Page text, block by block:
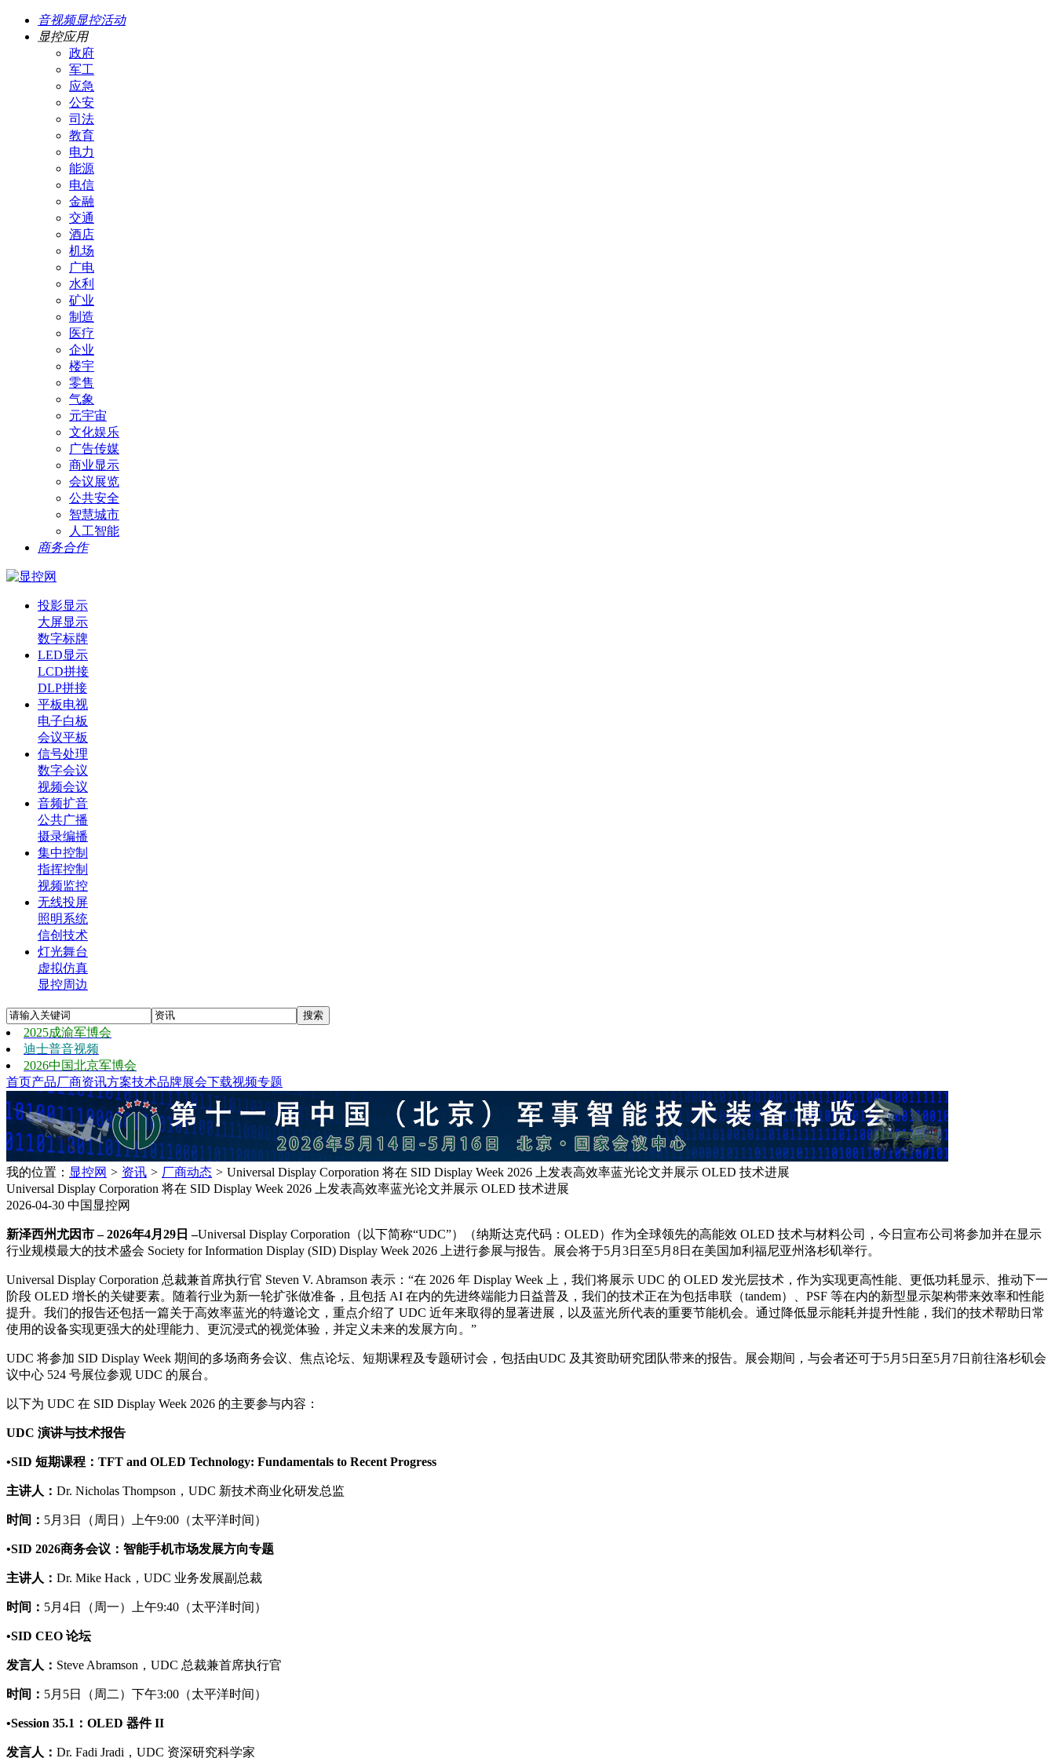
音视频显控活动
显控应用
政府
军工
应急
公安
司法
教育
电力
能源
电信
金融
交通
酒店
机场
广电
水利
矿业
制造
医疗
企业
楼宇
零售
气象
元宇宙
文化娱乐
广告传媒
商业显示
会议展览
公共安全
智慧城市
人工智能
商务合作
投影显示
大屏显示
数字标牌
LED显示
LCD拼接
DLP拼接
平板电视
电子白板
会议平板
信号处理
数字会议
视频会议
音频扩音
公共广播
摄录编播
集中控制
指挥控制
视频监控
无线投屏
照明系统
信创技术
灯光舞台
虚拟仿真
显控周边
2025成渝军博会
迪士普音视频
2026中国北京军博会
首页产品厂商资讯方案技术品牌展会下载视频专题
我的位置： 显控网 > 资讯 > 厂商动态 > Universal Display Corporation 将在 SID Display Week 2026 上发表高效率蓝光论文并展示 OLED 技术进展
Universal Display Corporation 将在 SID Display Week 2026 上发表高效率蓝光论文并展示 OLED 技术进展
2026-04-30 中国显控网
新泽西州尤因市 – 2026年4月29日 –Universal Display Corporation（以下简称“UDC”）（纳斯达克代码：OLED）作为全球领先的高能效 OLED 技术与材料公司，今日宣布公司将参加并在显示
行业规模最大的技术盛会 Society for Information Display (SID) Display Week 2026 上进行参展与报告。展会将于5月3日至5月8日在美国加利福尼亚州洛杉矶举行。
Universal Display Corporation 总裁兼首席执行官 Steven V. Abramson 表示：“在 2026 年 Display Week 上，我们将展示 UDC 的 OLED 发光层技术，作为实现更高性能、更低功耗显示、推动下一
阶段 OLED 增长的关键要素。随着行业为新一轮扩张做准备，且包括 AI 在内的先进终端能力日益普及，我们的技术正在为包括串联（tandem）、PSF 等在内的新型显示架构带来效率和性能
提升。我们的报告还包括一篇关于高效率蓝光的特邀论文，重点介绍了 UDC 近年来取得的显著进展，以及蓝光所代表的重要节能机会。通过降低显示能耗并提升性能，我们的技术帮助日常
使用的设备实现更强大的处理能力、更沉浸式的视觉体验，并定义未来的发展方向。”
UDC 将参加 SID Display Week 期间的多场商务会议、焦点论坛、短期课程及专题研讨会，包括由UDC 及其资助研究团队带来的报告。展会期间，与会者还可于5月5日至5月7日前往洛杉矶会
议中心 524 号展位参观 UDC 的展台。
以下为 UDC 在 SID Display Week 2026 的主要参与内容：
UDC 演讲与技术报告
•SID 短期课程：TFT and OLED Technology: Fundamentals to Recent Progress
主讲人： Dr. Nicholas Thompson，UDC 新技术商业化研发总监
时间： 5月3日（周日）上午9:00（太平洋时间）
•SID 2026商务会议：智能手机市场发展方向专题
主讲人： Dr. Mike Hack，UDC 业务发展副总裁
时间： 5月4日（周一）上午9:40（太平洋时间）
•SID CEO 论坛
发言人： Steve Abramson，UDC 总裁兼首席执行官
时间： 5月5日（周二）下午3:00（太平洋时间）
•Session 35.1：OLED 器件 II
发言人： Dr. Fadi Jradi，UDC 资深研究科学家